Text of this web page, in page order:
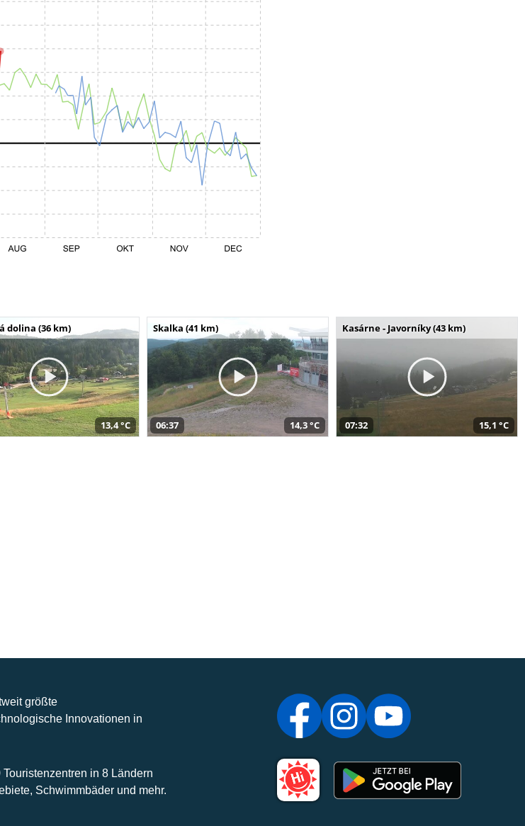
dolina (36 km)
13,4 °C
Skalka (41 km)
06:37 14,3 °C
Kasárne - Javorníky (43 km)
07:32 15,1 °C
größte
Innovationen in
in 8 Ländern
Schwimmbäder und mehr.